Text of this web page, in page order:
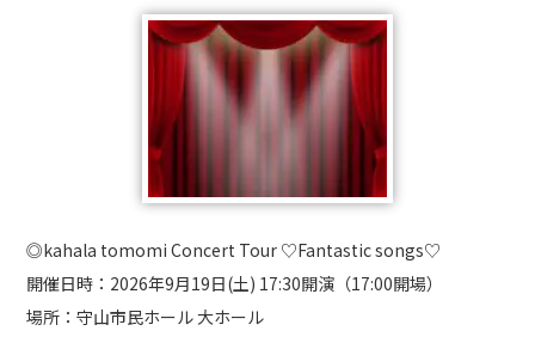
◎kahala tomomi Concert Tour ♡Fantastic songs♡
開催日時：2026年9月19日(土) 17:30開演（17:00開場）
場所：守山市民ホール大ホール